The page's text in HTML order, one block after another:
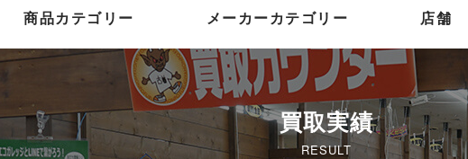
商品カテゴリー メーカーカテゴリー 店舗
買取実績
RESULT